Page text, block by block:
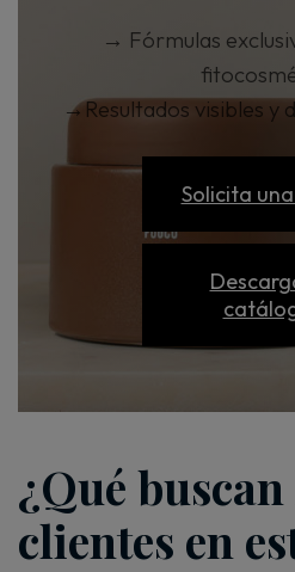
→ Fórmulas
→Resultados visibles y
Solicita
¿Qué
clientes en